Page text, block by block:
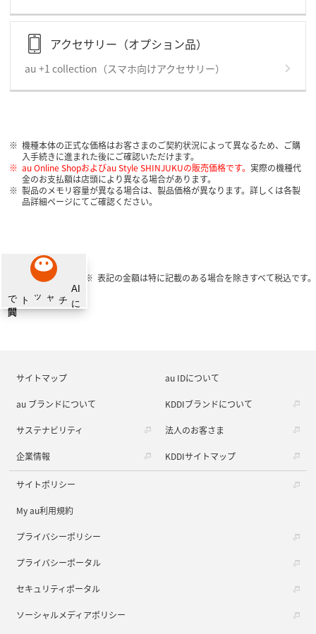
アクセサリー（オプション品）
au +1 collection（スマホ向けアクセサリー）
機種本体の正式な価格はお客さまのご契約状況によって異なるため、ご購
入手続きに進まれた後にご確認いただけます。
au Online Shopおよびau Style SHINJUKUの販売価格です。実際の機種代
金のお支払額は店頭により異なる場合があります。
製品のメモリ容量が異なる場合は、製品価格が異なります。詳しくは各製
品詳細ページにてご確認ください。
表記の金額は特に記載のある場合を除きすべて税込です。
サイトマップ au IDについて
au ブランドについて KDDIブランドについて
サステナビリティ 法人のお客さま
企業情報 KDDIサイトマップ
サイトポリシー
My au利用規約
プライバシーポリシー
プライバシーポータル
セキュリティポータル
ソーシャルメディアポリシー